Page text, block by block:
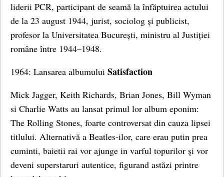
liderii PCR, participant de seamă la înfăptuirea actului
de la 23 august 1944, jurist, sociolog și publicist,
profesor la Universitatea București, ministru al Justiției
române între 1944–1948.
1964: Lansarea albumului Satisfaction
Mick Jagger, Keith Richards, Brian Jones, Bill Wyman
si Charlie Watts au lansat primul lor album eponim:
The Rolling Stones, foarte controversat din cauza lipsei
titlului. Alternativă a Beatles-ilor, care erau putin prea
cuminti, baietii rai vor ajunge in varful topurilor şi vor
deveni superstaruri autentice, figurand astăzi printre